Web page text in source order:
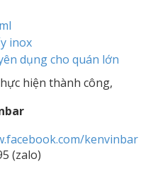
inox
dụng cho quán lớn
hiện thành công,
kenvinbar
(zalo)